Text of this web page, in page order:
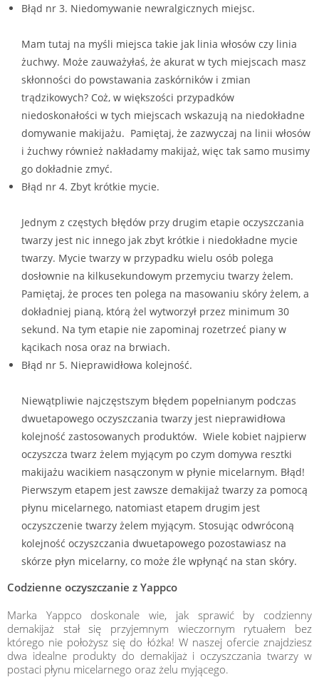
Błąd nr 3. Niedomywanie newralgicznych miejsc.
Mam tutaj na myśli miejsca takie jak linia włosów czy linia
żuchwy. Może zauważyłaś, że akurat w tych miejscach masz
skłonności do powstawania zaskórników i zmian
trądzikowych? Coż, w większości przypadków
niedoskonałości w tych miejscach wskazują na niedokładne
domywanie makijażu. Pamiętaj, że zazwyczaj na linii włosów
i żuchwy również nakładamy makijaż, więc tak samo musimy
go dokładnie zmyć.
Błąd nr 4. Zbyt krótkie mycie.
Jednym z częstych błędów przy drugim etapie oczyszczania
twarzy jest nic innego jak zbyt krótkie i niedokładne mycie
twarzy. Mycie twarzy w przypadku wielu osób polega
dosłownie na kilkusekundowym przemyciu twarzy żelem.
Pamiętaj, że proces ten polega na masowaniu skóry żelem, a
dokładniej pianą, którą żel wytworzył przez minimum 30
sekund. Na tym etapie nie zapominaj rozetrzeć piany w
kącikach nosa oraz na brwiach.
Błąd nr 5. Nieprawidłowa kolejność.
Niewątpliwie najczęstszym błędem popełnianym podczas
dwuetapowego oczyszczania twarzy jest nieprawidłowa
kolejność zastosowanych produktów. Wiele kobiet najpierw
oczyszcza twarz żelem myjącym po czym domywa resztki
makijażu wacikiem nasączonym w płynie micelarnym. Błąd!
Pierwszym etapem jest zawsze demakijaż twarzy za pomocą
płynu micelarnego, natomiast etapem drugim jest
oczyszczenie twarzy żelem myjącym. Stosując odwróconą
kolejność oczyszczania dwuetapowego pozostawiasz na
skórze płyn micelarny, co może źle wpłynąć na stan skóry.
Codzienne oczyszczanie z Yappco
Marka Yappco doskonale wie, jak sprawić by codzienny
demakijaż stał się przyjemnym wieczornym rytuałem bez
którego nie położysz się do łóżka! W naszej ofercie znajdziesz
dwa idealne produkty do demakijaż i oczyszczania twarzy w
postaci płynu micelarnego oraz żelu myjącego.
jest do suchej oraz podrażnionej skóry głowy. Dzięki
kwas gamma poliglutaminowy oraz oligosacharydy z
z jabłek oraz aminokwasy z pszenicy.
oczyszcza skórę głowy oraz włosy, nie obciążając ich.
Dodatkowo olejek z pestek jabłek oraz ekstrakt z czarnego
sebum oraz lekkiej odżywki do włosów
intensywne odświeżenie oraz lekkość. Oczywiście w
Regularne złuszczanie naskórka (co 1-2 tygodnie) przynosi
oraz zapobiega powstawaniu łupieżu. Szampon ten
oraz zmiękczające zrogowaciały naskórek tj. kwas
wydzielaniem sebum ale jednocześnie twoje włosy są
pielęgnacja w zgodzie z naturą! 😊